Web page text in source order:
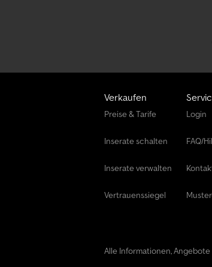
Verkaufen
Preise & Tarife
Inserate schalten
Inserate verwalten
Vertrauenssiegel
Login
FAQ/
Alle Informationen,